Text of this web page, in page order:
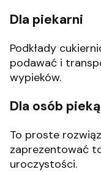
Dla piekarni
Podkłady
podawać i
wypieków.
Dla osób
To proste
zaprezentować
uroczystości.